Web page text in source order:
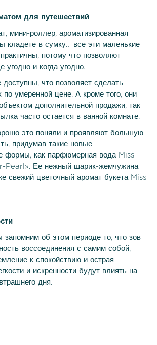
для путешествий
мини-роллер, ароматизированная
кладете в сумку… все эти маленькие
потому что позволяют
угодно и когда угодно.
что позволяет сделать
по умеренной цене. А кроме того, они
дополнительной продажи, так
часто остается в ванной комнате.
это поняли и проявляют большую
придумав такие новые
формы, как парфюмерная вода Miss
Pearl». Ее нежный шарик-жемчужина
свежий цветочный аромат букета Miss
запомним об этом периоде то, что зов
воссоединения с самим собой,
к спокойствию и острая
и искренности будут влиять на
дня.